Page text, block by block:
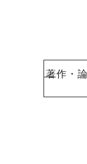
著作・